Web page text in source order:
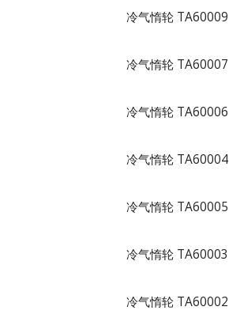
冷气惰轮 TA60009
冷气惰轮 TA60007
冷气惰轮 TA60006
冷气惰轮 TA60004
冷气惰轮 TA60005
冷气惰轮 TA60003
冷气惰轮 TA60002